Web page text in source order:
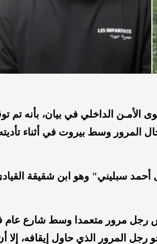
الأمـن الداخلي في بيان، بأنه تم
المرور وسط بيروت في أثناء
أحمد سبليني" وهو ابن شقيقة
رجل مرور متعمدا وسط شارع عام
رجل المرور الذي حاول إيقافه، إلا